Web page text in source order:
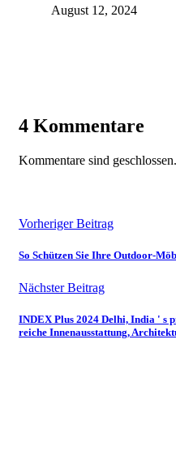
August 12, 2024
4 Kommentare
Kommentare sind geschlossen.
Vorheriger Beitrag
So Schützen Sie Ihre Outdoor-
Nächster Beitrag
INDEX Plus 2024 Delhi, India ' s
reiche Innenausstattung,